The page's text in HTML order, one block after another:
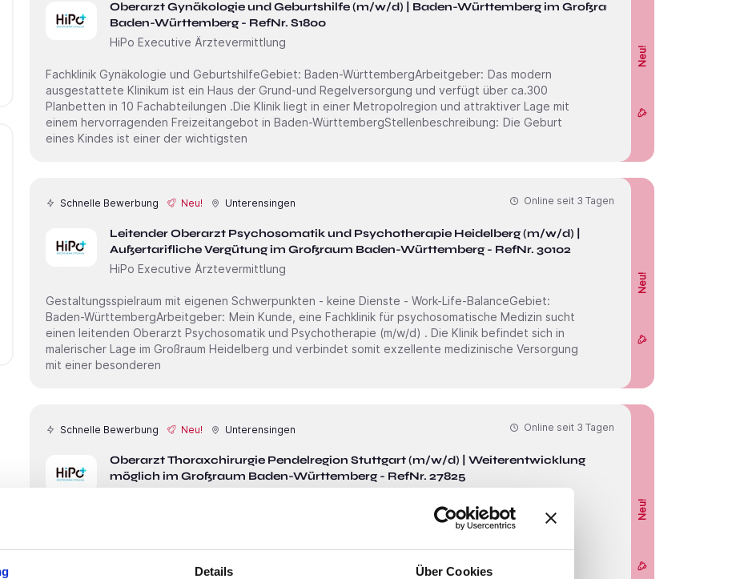
Details Über Cookies
Oberarzt Gynäkologie und Geburtshilfe (m/w/d) | Baden-Württemberg im Großraum
Baden-Württemberg - RefNr. S1800
HiPo Executive Ärztevermittlung
Neu!
Fachklinik Gynäkologie und GeburtshilfeGebiet: Baden-WürttembergArbeitgeber: Das modern
ausgestattete Klinikum ist ein Haus der Grund-und Regelversorgung und verfügt über ca.300
Planbetten in 10 Fachabteilungen .Die Klinik liegt in einer Metropolregion und attraktiver Lage mit
einem hervorragenden Freizeitangebot in Baden-WürttembergStellenbeschreibung: Die Geburt
eines Kindes ist einer der wichtigsten
Schnelle Bewerbung Neu! Unterensingen
Leitender Oberarzt Psychosomatik und Psychotherapie Heidelberg (m/w/d) |
Außertarifliche Vergütung im Großraum Baden-Württemberg - RefNr. 30102
HiPo Executive Ärztevermittlung
Neu!
Online seit 3 Tagen
Gestaltungsspielraum mit eigenen Schwerpunkten - keine Dienste - Work-Life-BalanceGebiet:
Baden-WürttembergArbeitgeber: Mein Kunde, eine Fachklinik für psychosomatische Medizin sucht
einen leitenden Oberarzt Psychosomatik und Psychotherapie (m/w/d) . Die Klinik befindet sich in
malerischer Lage im Großraum Heidelberg und verbindet somit exzellente medizinische Versorgung
mit einer besonderen
Schnelle Bewerbung Neu! Unterensingen
Oberarzt Thoraxchirurgie Pendelregion Stuttgart (m/w/d) | Weiterentwicklung
möglich im Großraum Baden-Württemberg - RefNr. 27825
Neu!
Online seit 3 Tagen
Entwicklungsoption Oberarzt - Lehrkrankenhaus - tolles Arbeitsklima - Weiterentwicklung